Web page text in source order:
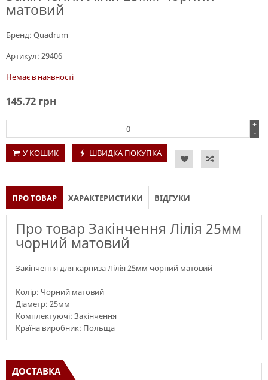
матовий
Бренд: Quadrum
Артикул: 29406
Немає в наявності
145.72 грн
+
-
У КОШИК
ШВИДКА ПОКУПКА
ПРО ТОВАР ХАРАКТЕРИСТИКИ ВІДГУКИ
Про товар Закінчення Лілія 25мм
чорний матовий
Закінчення для карниза Лілія 25мм чорний матовий
Колір: Чорний матовий
Діаметр: 25мм
Комплектуючі: Закінчення
Країна виробник: Польща
ДОСТАВКА